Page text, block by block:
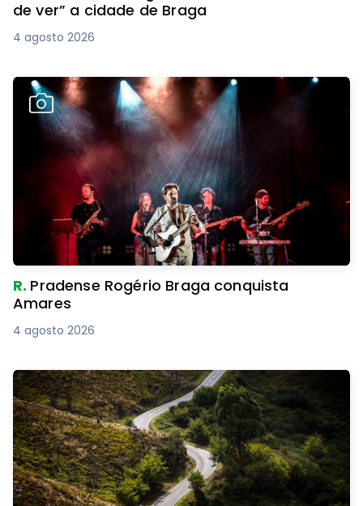
de ver” a cidade de Braga
4 agosto 2026
R. Pradense Rogério Braga conquista
Amares
4 agosto 2026